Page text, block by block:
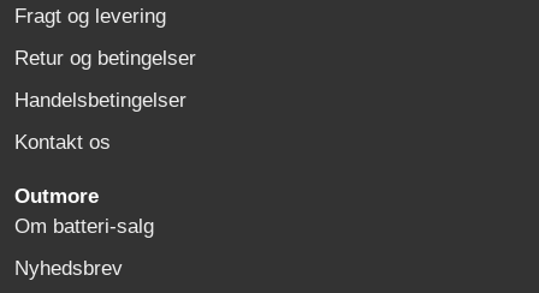
Fragt og levering
Retur og betingelser
Handelsbetingelser
Kontakt os
Outmore
Om batteri-salg
Nyhedsbrev